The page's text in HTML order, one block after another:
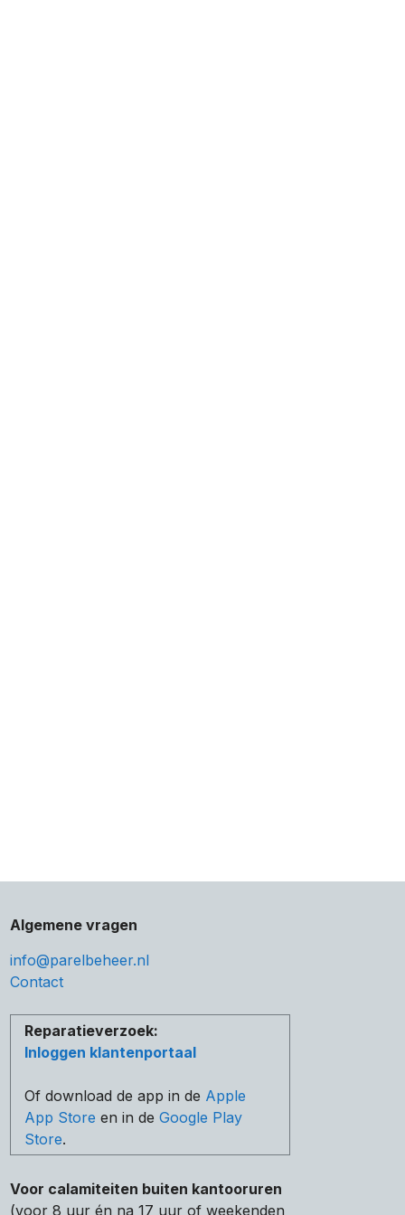
Algemene vragen
info@parelbeheer.nl
Contact
Reparatieverzoek:
Inloggen klantenportaal
Of download de app in de Apple
App Store en in de Google Play
Store.
Voor calamiteiten buiten kantooruren
(voor 8 uur én na 17 uur of weekenden